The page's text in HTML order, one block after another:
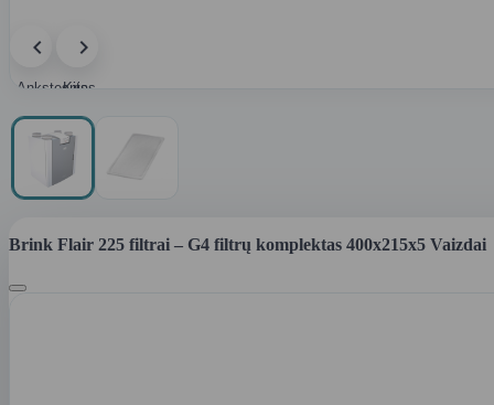
Ankstesnis
Kitas
Brink Flair 225 filtrai – G4 filtrų komplektas 400x215x5 Vaizdai